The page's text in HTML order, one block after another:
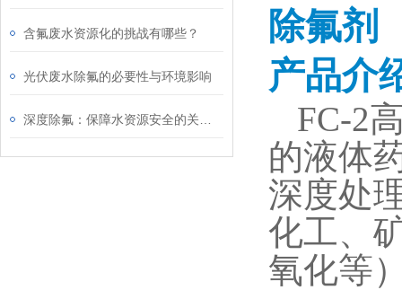
含氟废水资源化的挑战有哪些？
光伏废水除氟的必要性与环境影响
除氟剂
产品介
FC-2
的液体
深度处
化工、
氧化等